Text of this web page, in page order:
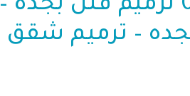
مقاول ترميم جدة ت: 0507879799 ترميم فلل بجدة –
– ترميم شقق